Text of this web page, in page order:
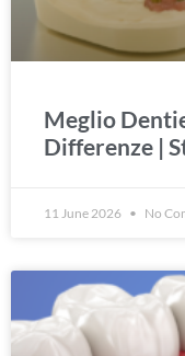
Meglio
Differenze |
11 June 2026 No